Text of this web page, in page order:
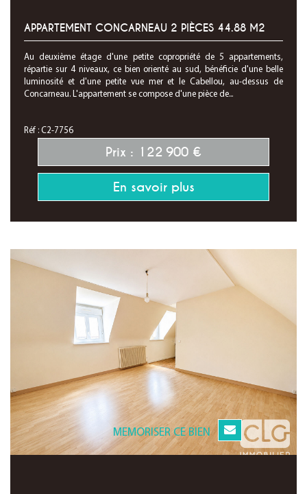
APPARTEMENT CONCARNEAU 2 PIÈCES 44.88 M2
Au deuxième étage d'une petite copropriété de 5 appartements,
répartie sur 4 niveaux, ce bien orienté au sud, bénéficie d'une belle
luminosité et d'une petite vue mer et le Cabellou, au-dessus de
Concarneau. L'appartement se compose d'une pièce de...
Réf : C2-7756
Prix : 122 900 €
En savoir plus
MEMORISER CE BIEN